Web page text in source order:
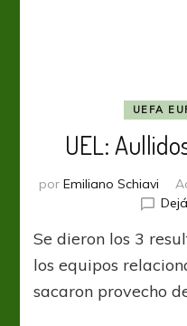
UEFA
UEL:
por Emiliano Schiavi
Se dieron los 3
los equipos
sacaron provecho